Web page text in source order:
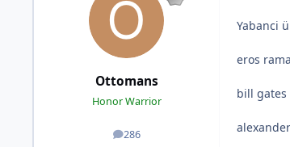
Ottomans
Honor Warrior
286
posts
Yabanci
eros
bill